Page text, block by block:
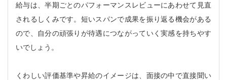
給与は、半期ごとのパフォーマンスレビューにあわせて見直
されるしくみです。短いスパンで成果を振り返る機会がある
ので、自分の頑張りが待遇につながっていく実感を持ちやす
いでしょう。
くわしい評価基準や昇給のイメージは、面接の中で直接聞い